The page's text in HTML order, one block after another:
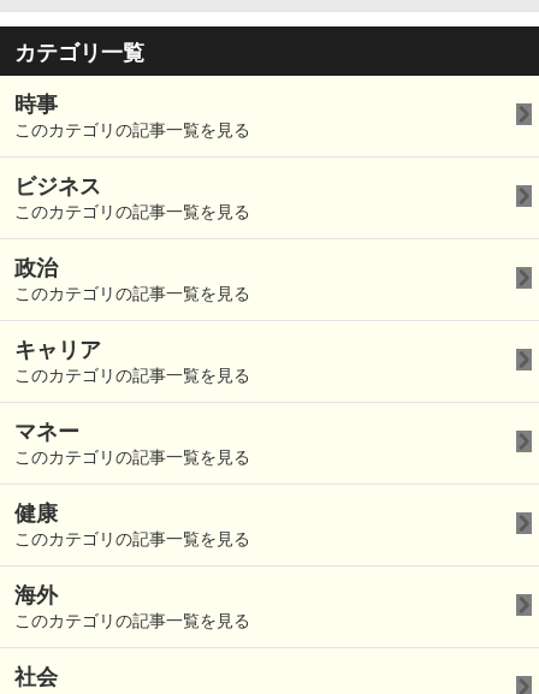
カテゴリ一覧
時事
このカテゴリの記事一覧を見る
ビジネス
このカテゴリの記事一覧を見る
政治
このカテゴリの記事一覧を見る
キャリア
このカテゴリの記事一覧を見る
マネー
このカテゴリの記事一覧を見る
健康
このカテゴリの記事一覧を見る
海外
このカテゴリの記事一覧を見る
社会